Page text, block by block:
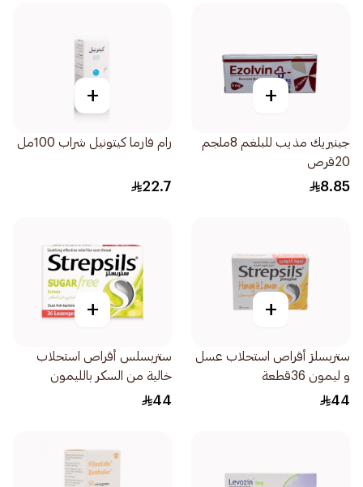
+
جينيريك مذيب للبلغم 8ملجم
20قرص
8.85
+
رام فارما كيتونيل شراب 100مل
22.7
+
ستربسلز أقراص استحلاب عسل
و ليمون 36قطعة
44
+
ستربسلس أقراص استحلاب
خالية من السكر بالليمون
36قرص
44